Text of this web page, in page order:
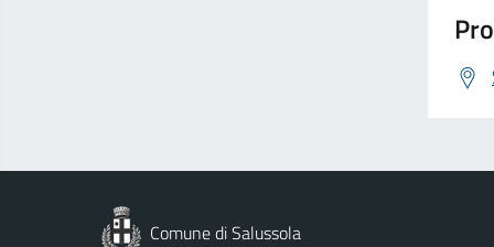
Comune di Salussola